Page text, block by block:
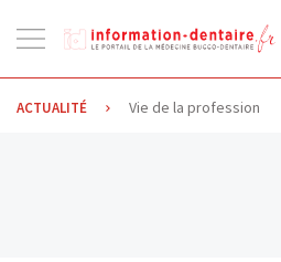
la
navigation
ACTUALITÉ Vie de la profession